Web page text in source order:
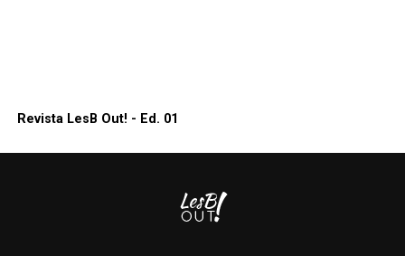
Revista LesB Out! - Ed. 01